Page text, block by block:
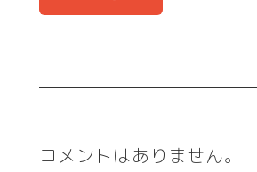
コメントはありません。